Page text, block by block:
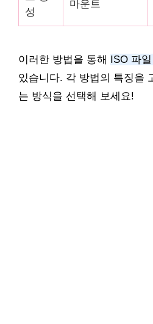
성
마운트
이러한 방법을 통해 ISO 파
있습니다. 각 방법의 특징을
는 방식을 선택해 보세요!